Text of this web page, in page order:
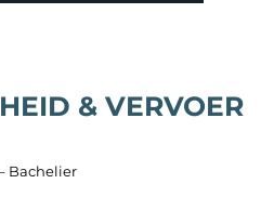
& VERVOER
Bachelier